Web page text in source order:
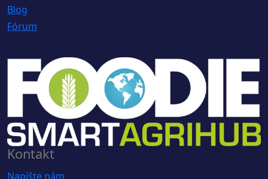
Blog
Fórum
Kontakt
Napište nám